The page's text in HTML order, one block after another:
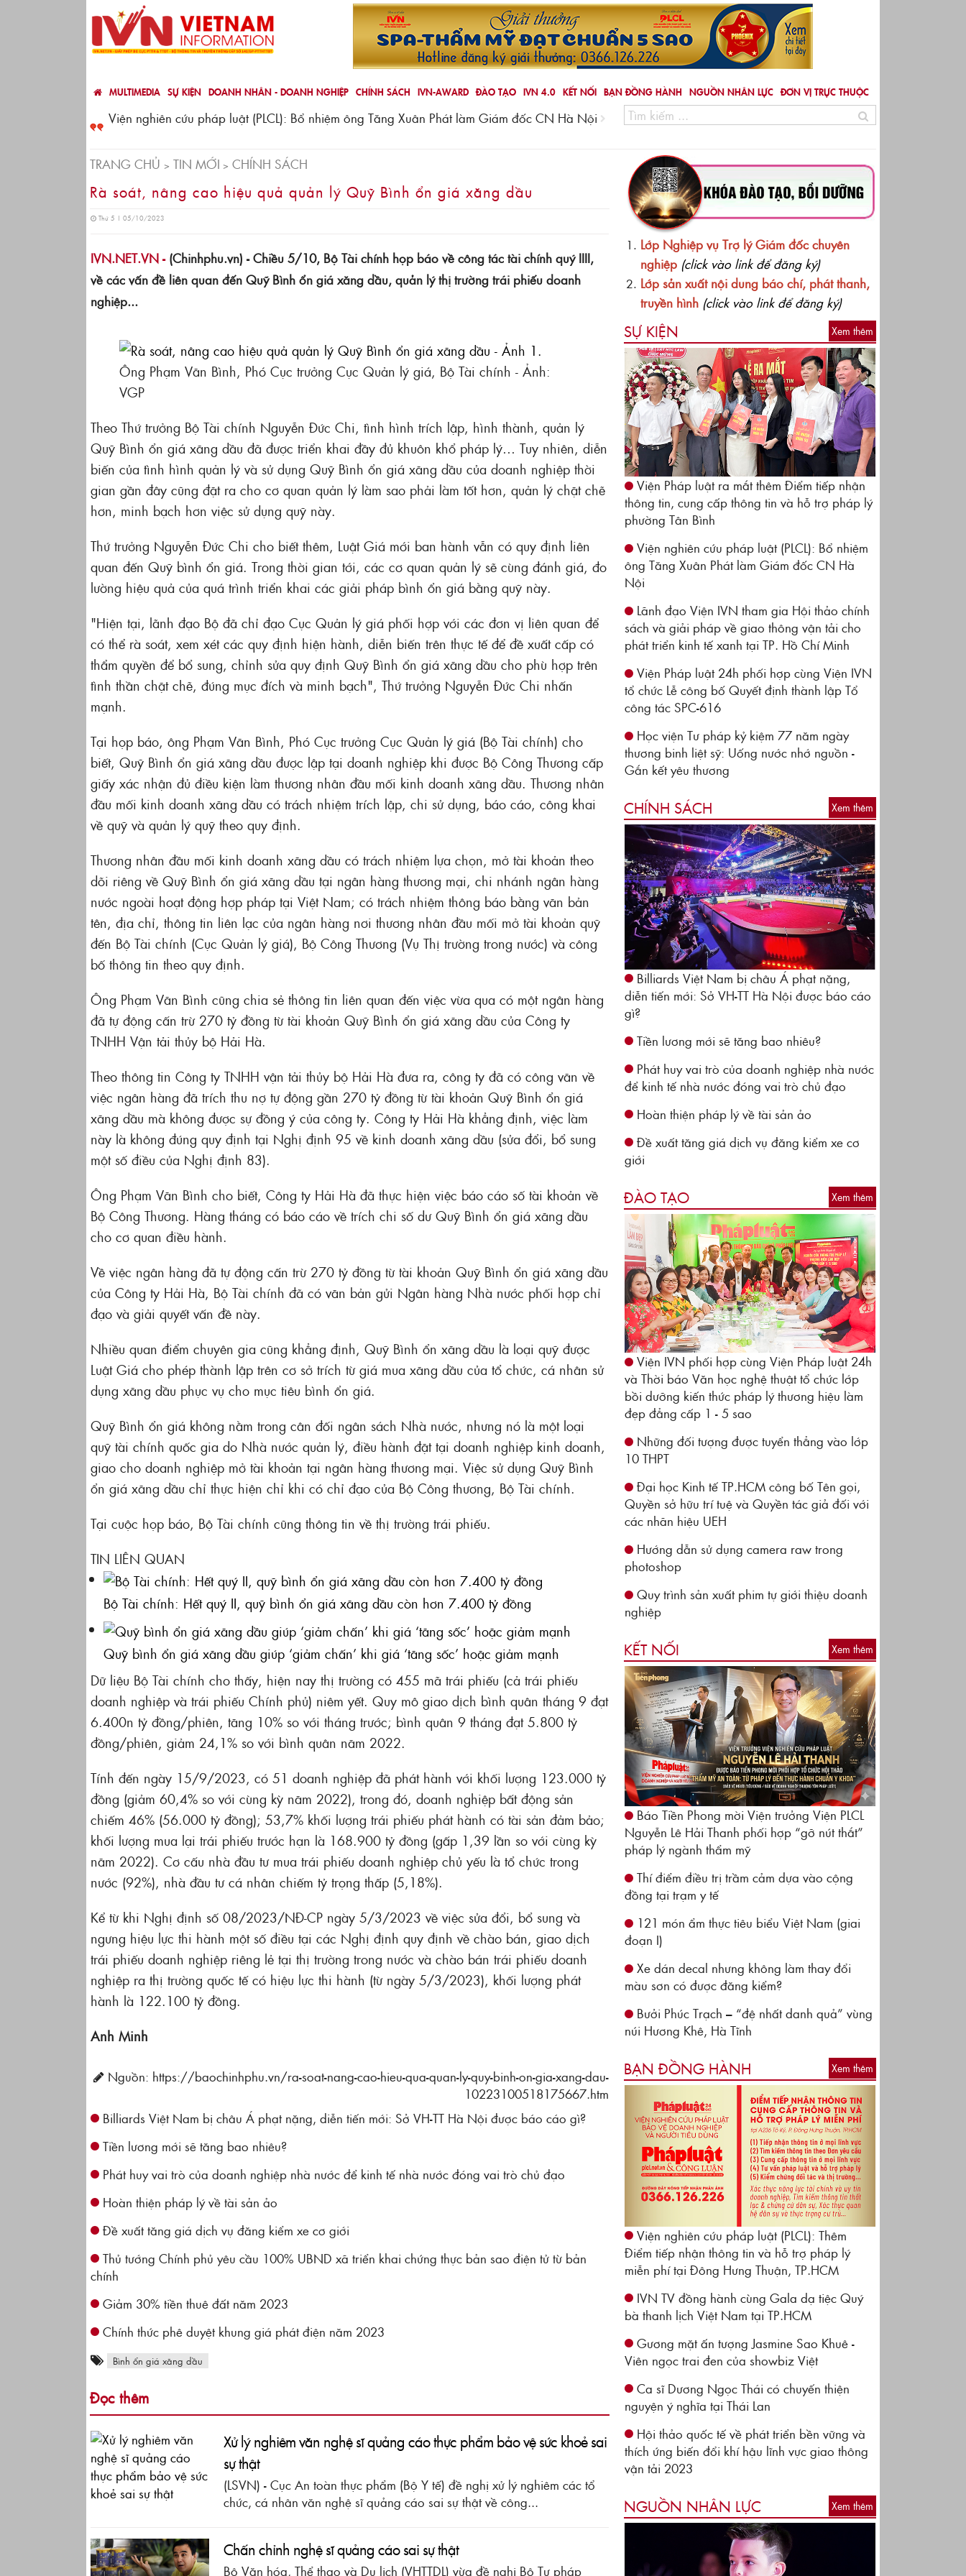
MULTIMEDIA SỰ KIỆN DOANH NHÂN - DOANH NGHIỆP CHÍNH SÁCH IVN-AWARD ĐÀO TẠO IVN 4.0 KẾT NỐI BẠN ĐỒNG HÀNH NGUỒN NHÂN LỰC ĐƠN VỊ TRỰC THUỘC
Viện nghiên cứu pháp luật (PLCL): Bổ nhiệm ông Tăng Xuân Phát làm Giám đốc CN Hà Nội
Viện nghiên cứu pháp luật (PLCL): Thêm Điểm tiếp nhận thông tin
TRANG CHỦ
TIN MỚI CHÍNH SÁCH
Rà soát, nâng cao hiệu quả quản lý Quỹ Bình ổn giá xăng dầu
Thứ 5 | 05/10/2023
IVN.NET.VN - (Chinhphu.vn) - Chiều 5/10, Bộ Tài chính họp báo về công tác tài chính quý IIII,
về các vấn đề liên quan đến Quỹ Bình ổn giá xăng dầu, quản lý thị trường trái phiếu doanh
nghiệp...
Ông Phạm Văn Bình, Phó Cục trưởng Cục Quản lý giá, Bộ Tài chính - Ảnh:
VGP
Theo Thứ trưởng Bộ Tài chính Nguyễn Đức Chi, tình hình trích lập, hình thành, quản lý
Quỹ Bình ổn giá xăng dầu đã được triển khai đầy đủ khuôn khổ pháp lý… Tuy nhiên, diễn
biến của tình hình quản lý và sử dụng Quỹ Bình ổn giá xăng dầu của doanh nghiệp thời
gian gần đây cũng đặt ra cho cơ quan quản lý làm sao phải làm tốt hơn, quản lý chặt chẽ
hơn, minh bạch hơn việc sử dụng quỹ này.
Thứ trưởng Nguyễn Đức Chi cho biết thêm, Luật Giá mới ban hành vẫn có quy định liên
quan đến Quỹ bình ổn giá. Trong thời gian tới, các cơ quan quản lý sẽ cùng đánh giá, đo
lường hiệu quả của quá trình triển khai các giải pháp bình ổn giá bằng quỹ này.
"Hiện tại, lãnh đạo Bộ đã chỉ đạo Cục Quản lý giá phối hợp với các đơn vị liên quan để
có thể rà soát, xem xét các quy định hiện hành, diễn biến trên thực tế để đề xuất cấp có
thẩm quyền để bổ sung, chỉnh sửa quy định Quỹ Bình ổn giá xăng dầu cho phù hợp trên
tình thần chặt chẽ, đúng mục đích và minh bạch", Thứ trưởng Nguyễn Đức Chi nhấn
mạnh.
Tại họp báo, ông Phạm Văn Bình, Phó Cục trưởng Cục Quản lý giá (Bộ Tài chính) cho
biết, Quỹ Bình ổn giá xăng dầu được lập tại doanh nghiệp khi được Bộ Công Thương cấp
giấy xác nhận đủ điều kiện làm thương nhân đầu mối kinh doanh xăng dầu. Thương nhân
đầu mối kinh doanh xăng dầu có trách nhiệm trích lập, chi sử dụng, báo cáo, công khai
về quỹ và quản lý quỹ theo quy định.
Thương nhân đầu mối kinh doanh xăng dầu có trách nhiệm lựa chọn, mở tài khoản theo
dõi riêng về Quỹ Bình ổn giá xăng dầu tại ngân hàng thương mại, chi nhánh ngân hàng
nước ngoài hoạt động hợp pháp tại Việt Nam; có trách nhiệm thông báo bằng văn bản
tên, địa chỉ, thông tin liên lạc của ngân hàng nơi thương nhân đầu mối mở tài khoản quỹ
đến Bộ Tài chính (Cục Quản lý giá), Bộ Công Thương (Vụ Thị trường trong nước) và công
bố thông tin theo quy định.
Ông Phạm Văn Bình cũng chia sẻ thông tin liên quan đến việc vừa qua có một ngân hàng
đã tự động cấn trừ 270 tỷ đồng từ tài khoản Quỹ Bình ổn giá xăng dầu của Công ty
TNHH Vận tải thủy bộ Hải Hà.
Theo thông tin Công ty TNHH vận tải thủy bộ Hải Hà đưa ra, công ty đã có công văn về
việc ngân hàng đã trích thu nợ tự động gần 270 tỷ đồng từ tài khoản Quỹ Bình ổn giá
xăng dầu mà không được sự đồng ý của công ty. Công ty Hải Hà khẳng định, việc làm
này là không đúng quy định tại Nghị định 95 về kinh doanh xăng dầu (sửa đổi, bổ sung
một số điều của Nghị định 83).
Ông Phạm Văn Bình cho biết, Công ty Hải Hà đã thực hiện việc báo cáo số tài khoản về
Bộ Công Thương. Hàng tháng có báo cáo về trích chi số dư Quỹ Bình ổn giá xăng dầu
cho cơ quan điều hành.
Về việc ngân hàng đã tự động cấn trừ 270 tỷ đồng từ tài khoản Quỹ Bình ổn giá xăng dầu
của Công ty Hải Hà, Bộ Tài chính đã có văn bản gửi Ngân hàng Nhà nước phối hợp chỉ
đạo và giải quyết vấn đề này.
Nhiều quan điểm chuyên gia cũng khẳng định, Quỹ Bình ổn xăng dầu là loại quỹ được
Luật Giá cho phép thành lập trên cơ sở trích từ giá mua xăng dầu của tổ chức, cá nhân sử
dụng xăng dầu phục vụ cho mục tiêu bình ổn giá.
Quỹ Bình ổn giá không nằm trong cân đối ngân sách Nhà nước, nhưng nó là một loại
quỹ tài chính quốc gia do Nhà nước quản lý, điều hành đặt tại doanh nghiệp kinh doanh,
giao cho doanh nghiệp mở tài khoản tại ngân hàng thương mại. Việc sử dụng Quỹ Bình
ổn giá xăng dầu chỉ thực hiện chỉ khi có chỉ đạo của Bộ Công thương, Bộ Tài chính.
Tại cuộc họp báo, Bộ Tài chính cũng thông tin về thị trường trái phiếu.
TIN LIÊN QUAN
Bộ Tài chính: Hết quý II, quỹ bình ổn giá xăng dầu còn hơn 7.400 tỷ đồng
Quỹ bình ổn giá xăng dầu giúp ‘giảm chấn’ khi giá ‘tăng sốc’ hoặc giảm mạnh
Dữ liệu Bộ Tài chính cho thấy, hiện nay thị trường có 455 mã trái phiếu (cả trái phiếu
doanh nghiệp và trái phiếu Chính phủ) niêm yết. Quy mô giao dịch bình quân tháng 9 đạt
6.400n tỷ đồng/phiên, tăng 10% so với tháng trước; bình quân 9 tháng đạt 5.800 tỷ
đồng/phiên, giảm 24,1% so với bình quân năm 2022.
Tính đến ngày 15/9/2023, có 51 doanh nghiệp đã phát hành với khối lượng 123.000 tỷ
đồng (giảm 60,4% so với cùng kỳ năm 2022), trong đó, doanh nghiệp bất động sản
chiếm 46% (56.000 tỷ đồng); 53,7% khối lượng trái phiếu phát hành có tài sản đảm bảo;
khối lượng mua lại trái phiếu trước hạn là 168.900 tỷ đồng (gấp 1,39 lần so với cùng kỳ
năm 2022). Cơ cấu nhà đầu tư mua trái phiếu doanh nghiệp chủ yếu là tổ chức trong
nước (92%), nhà đầu tư cá nhân chiếm tỷ trọng thấp (5,18%).
Kể từ khi Nghị định số 08/2023/NĐ-CP ngày 5/3/2023 về việc sửa đổi, bổ sung và
ngưng hiệu lực thi hành một số điều tại các Nghị định quy định về chào bán, giao dịch
trái phiếu doanh nghiệp riêng lẻ tại thị trường trong nước và chào bán trái phiếu doanh
nghiệp ra thị trường quốc tế có hiệu lực thi hành (từ ngày 5/3/2023), khối lượng phát
hành là 122.100 tỷ đồng.
Anh Minh
Nguồn: https://baochinhphu.vn/ra-soat-nang-cao-hieu-qua-quan-ly-quy-binh-on-gia-xang-dau-
10223100518175667.htm
Billiards Việt Nam bị châu Á phạt nặng, diễn tiến mới: Sở VH-TT Hà Nội được báo cáo gì?
Tiền lương mới sẽ tăng bao nhiêu?
Phát huy vai trò của doanh nghiệp nhà nước để kinh tế nhà nước đóng vai trò chủ đạo
Hoàn thiện pháp lý về tài sản ảo
Đề xuất tăng giá dịch vụ đăng kiểm xe cơ giới
Thủ tướng Chính phủ yêu cầu 100% UBND xã triển khai chứng thực bản sao điện tử từ bản
chính
Giảm 30% tiền thuê đất năm 2023
Chính thức phê duyệt khung giá phát điện năm 2023
Bình ổn giá xăng dầu
Đọc thêm
Xử lý nghiêm văn nghệ sĩ quảng cáo thực phẩm bảo vệ sức khoẻ sai
sự thật
(LSVN) - Cục An toàn thực phẩm (Bộ Y tế) đề nghị xử lý nghiêm các tổ
chức, cá nhân văn nghệ sĩ quảng cáo sai sự thật về công...
Chấn chỉnh nghệ sĩ quảng cáo sai sự thật
Bộ Văn hóa, Thể thao và Du lịch (VHTTDL) vừa đề nghị Bộ Tư pháp
Lớp Nghiệp vụ Trợ lý Giám đốc chuyên
nghiệp (click vào link để đăng ký)
Lớp sản xuất nội dung báo chí, phát thanh,
truyền hình (click vào link để đăng ký)
SỰ KIỆN Xem thêm
Viện Pháp luật ra mắt thêm Điểm tiếp nhận
thông tin, cung cấp thông tin và hỗ trợ pháp lý
phường Tân Bình
Viện nghiên cứu pháp luật (PLCL): Bổ nhiệm
ông Tăng Xuân Phát làm Giám đốc CN Hà
Nội
Lãnh đạo Viện IVN tham gia Hội thảo chính
sách và giải pháp về giao thông vận tải cho
phát triển kinh tế xanh tại TP. Hồ Chí Minh
Viện Pháp luật 24h phối hợp cùng Viện IVN
tổ chức Lễ công bố Quyết định thành lập Tổ
công tác SPC-616
Học viện Tư pháp kỷ kiệm 77 năm ngày
thương binh liệt sỹ: Uống nước nhớ nguồn -
Gắn kết yêu thương
CHÍNH SÁCH Xem thêm
Billiards Việt Nam bị châu Á phạt nặng,
diễn tiến mới: Sở VH-TT Hà Nội được báo cáo
gì?
Tiền lương mới sẽ tăng bao nhiêu?
Phát huy vai trò của doanh nghiệp nhà nước
để kinh tế nhà nước đóng vai trò chủ đạo
Hoàn thiện pháp lý về tài sản ảo
Đề xuất tăng giá dịch vụ đăng kiểm xe cơ
giới
ĐÀO TẠO Xem thêm
Viện IVN phối hợp cùng Viện Pháp luật 24h
và Thời báo Văn học nghệ thuật tổ chức lớp
bồi dưỡng kiến thức pháp lý thương hiệu làm
đẹp đẳng cấp 1 - 5 sao
Những đối tượng được tuyển thẳng vào lớp
10 THPT
Đại học Kinh tế TP.HCM công bố Tên gọi,
Quyền sở hữu trí tuệ và Quyền tác giả đối với
các nhãn hiệu UEH
Hướng dẫn sử dụng camera raw trong
photoshop
Quy trình sản xuất phim tự giới thiệu doanh
nghiệp
KẾT NỐI Xem thêm
Báo Tiền Phong mời Viện trưởng Viện PLCL
Nguyễn Lê Hải Thanh phối hợp “gỡ nút thắt”
pháp lý ngành thẩm mỹ
Thí điểm điều trị trầm cảm dựa vào cộng
đồng tại trạm y tế
121 món ẩm thực tiêu biểu Việt Nam (giai
đoạn I)
Xe dán decal nhưng không làm thay đổi
màu sơn có được đăng kiểm?
Bưởi Phúc Trạch – “đệ nhất danh quả” vùng
núi Hương Khê, Hà Tĩnh
BẠN ĐỒNG HÀNH Xem thêm
Viện nghiên cứu pháp luật (PLCL): Thêm
Điểm tiếp nhận thông tin và hỗ trợ pháp lý
miễn phí tại Đông Hưng Thuận, TP.HCM
IVN TV đồng hành cùng Gala dạ tiệc Quý
bà thanh lịch Việt Nam tại TP.HCM
Gương mặt ấn tượng Jasmine Sao Khuê -
Viên ngọc trai đen của showbiz Việt
Ca sĩ Dương Ngọc Thái có chuyến thiện
nguyện ý nghĩa tại Thái Lan
Hội thảo quốc tế về phát triển bền vững và
thích ứng biến đổi khí hậu lĩnh vực giao thông
vận tải 2023
NGUỒN NHÂN LỰC Xem thêm